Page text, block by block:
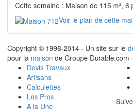
Cette semaine : Maison de 115 m², 6
Voir le plan de cette
Copyright © 1998-2014 - Un site sur le
pour la maison de Groupe Durable.com
Devis Travaux
Artisans
Calculettes
Les Pros
A la Une